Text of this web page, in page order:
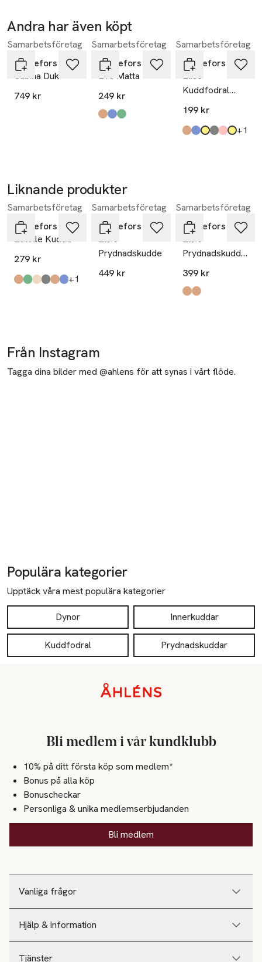
Andra har även köpt
Hoppa över bildspelet
Samarbetsföretag
Svanefors
Sabina Duk
749 kr
Samarbetsföretag
Svanefors
Eve Matta
249 kr
Produkten finns i färgerna:
brun,
blå,
grön,
Samarbetsföretag
Svanefors
Elise
Kuddfodral
45x45cm
199 kr
Produkten finns i
brun,
mörkblå,
beige gul,
grå,
puderrosa,
senap, +1
Liknande produkter
Hoppa över bildspelet
Samarbetsföretag
Svanefors
Estelle Kudde
279 kr
Produkten finns i färgerna:
nougat,
mossa,
sand,
mellangrå,
mocca,
mörkblå, +1
Samarbetsföretag
Svanefors
Elsie
Prydnadskudde
449 kr
Samarbetsföretag
Svanefors
Elsie
Prydnadskudde
Ø25cm
399 kr
Produkten finns i
iskaffe
nougat
Från Instagram
Tagga dina bilder med @ahlens för att synas i vårt flöde.
Populära kategorier
Upptäck våra mest populära kategorier
Dynor Innerkuddar
Kuddfodral Prydnadskuddar
Vanliga frågor
Hjälp & information
Tjänster
Bli medlem i vår kundklubb
10% på ditt första köp som medlem*
Bonus på alla köp
Bonuscheckar
Personliga & unika medlemserbjudanden
Bli medlem